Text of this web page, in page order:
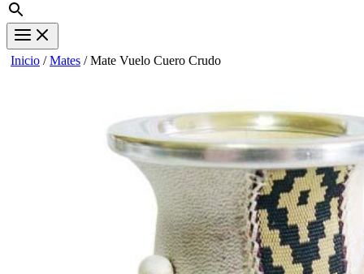
Inicio /Mates / Mate Vuelo Cuero Crudo